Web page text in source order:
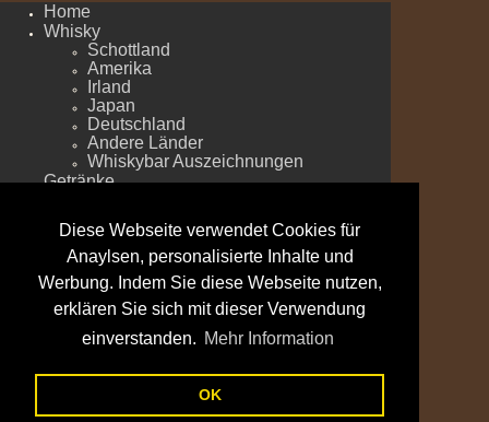
Diese Webseite verwendet Cookies für
Anaylsen, personalisierte Inhalte und
Werbung. Indem Sie diese Webseite nutzen,
erklären Sie sich mit dieser Verwendung
einverstanden. Mehr Information
OK
Home
Whisky
Schottland
Amerika
Irland
Japan
Deutschland
Andere Länder
Whiskybar Auszeichnungen
Getränke
Vermouth
Gin
Wodka
Edle Brände
Cocktails
Zigarren
Ginbar
Tapas